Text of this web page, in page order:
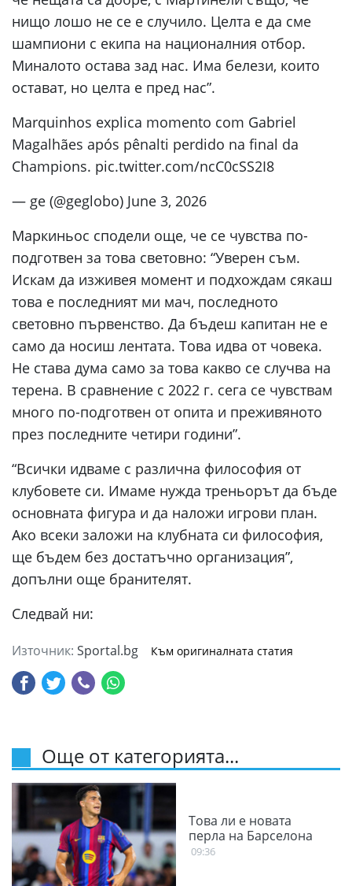
нищо лошо не се е случило. Целта е да сме
шампиони с екипа на националния отбор.
Миналото остава зад нас. Има белези, които
остават, но целта е пред нас”.
Marquinhos explica momento com Gabriel
Magalhães após pênalti perdido na final da
Champions. pic.twitter.com/ncC0cSS2I8
— ge (@geglobo) June 3, 2026
Маркиньос сподели още, че се чувства по-
подготвен за това световно: “Уверен съм.
Искам да изживея момент и подхождам сякаш
това е последният ми мач, последното
световно първенство. Да бъдеш капитан не е
само да носиш лентата. Това идва от човека.
Не става дума само за това какво се случва на
терена. В сравнение с 2022 г. сега се чувствам
много по-подготвен от опита и преживяното
през последните четири години”.
“Всички идваме с различна философия от
клубовете си. Имаме нужда треньорът да бъде
основната фигура и да наложи игрови план.
Ако всеки заложи на клубната си философия,
ще бъдем без достатъчно организация”,
допълни още бранителят.
Следвай ни:
Източник: Sportal.bg Към оригиналната статия
Още от категорията...
Това ли е новата
перла на Барселона
09:36